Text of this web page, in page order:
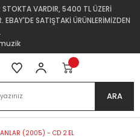
STOKTA VARDIR, 5400 TL ÜZERİ
EBAY'DE SATIŞTAKİ ÜRÜNLERİMİZDEN
ARA
(2005) - CD 2.EL